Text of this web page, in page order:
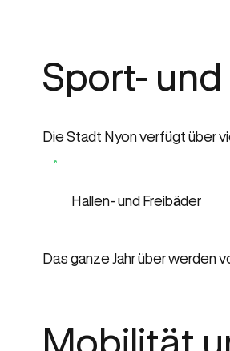
Sport-
Die Stadt Nyon verfügt über
Hallen- und Freibäder
Das ganze Jahr über werden
Mobilität